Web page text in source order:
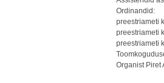
Ordinandid:
preestriameti
preestriameti
preestriameti
Organist Piret